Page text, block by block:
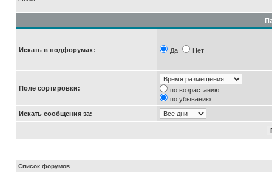
Искать в подфорумах: Да Нет
Поле сортировки:
по возрастанию
по убыванию
Искать сообщения за:
Список форумов